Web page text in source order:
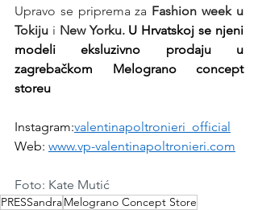
Upravo se priprema za Fashion week u
Tokiju i New Yorku. U Hrvatskoj se njeni
modeli eksluzivno prodaju u
zagrebačkom Melograno concept
storeu
Instagram:valentinapoltronieri_official
Web: www.vp-valentinapoltronieri.com
Foto: Kate Mutić
PRESSandraMelograno Concept Store